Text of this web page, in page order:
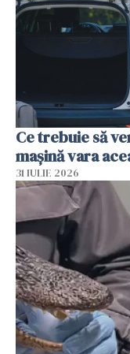
Ce trebuie să
mașină vara
31 IULIE 2026